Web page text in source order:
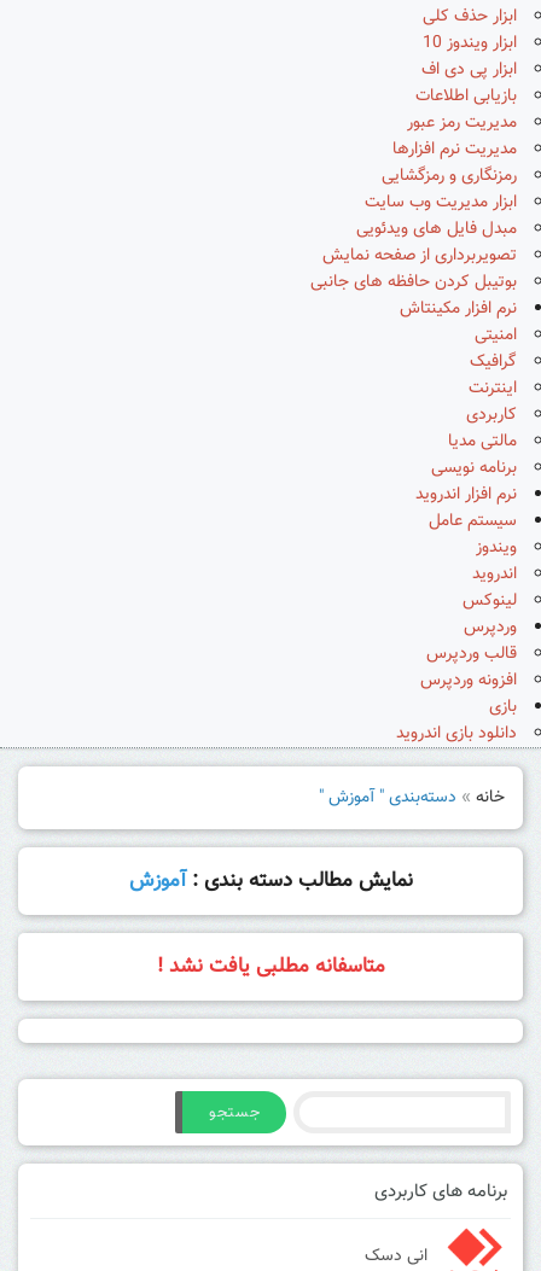
ابزار حذف کلی
ابزار ویندوز 10
ابزار پی دی اف
بازیابی اطلاعات
مدیریت رمز عبور
مدیریت نرم افزارها
رمزنگاری و رمزگشایی
ابزار مدیریت وب سایت
مبدل فایل های ویدئویی
تصویربرداری از صفحه نمایش
بوتیبل کردن حافظه های جانبی
نرم افزار مکینتاش
امنیتی
گرافیک
اینترنت
کاربردی
مالتی مدیا
برنامه نویسی
نرم افزار اندروید
سیستم عامل
ویندوز
اندروید
لینوکس
وردپرس
قالب وردپرس
افزونه وردپرس
بازی
دانلود بازی اندروید
خانه » دسته‌بندی " آموزش "
نمایش مطالب دسته بندی :آموزش
متاسفانه مطلبی یافت نشد !
جستجو
برنامه های کاربردی
انی دسک